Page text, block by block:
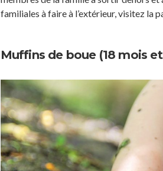
familiales à faire à l’extérieur, visitez la
Muffins de boue (18 mois